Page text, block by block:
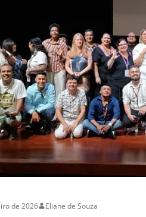
de 2026 Eliane de Souza